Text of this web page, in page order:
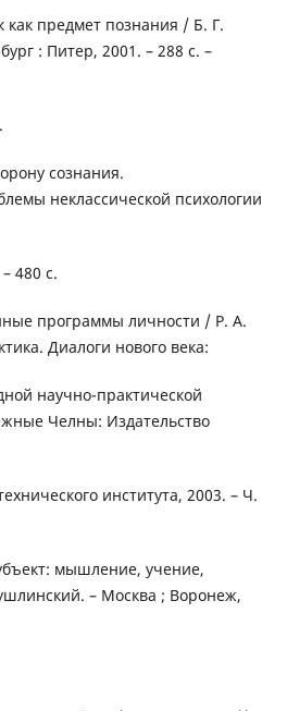
как предмет познания / Б. Г.
: Питер, 2001. – 288 с. –
сознания.
неклассической психологии
480 с.
программы личности / Р. А.
Диалоги нового века:
научно-практической
Челны: Издательство
института, 2003. – Ч.
мышление, учение,
– Москва ; Воронеж,